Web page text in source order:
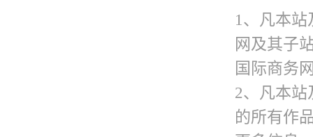
1、凡本
网及其子
国际商务
2、凡本站
的所有作